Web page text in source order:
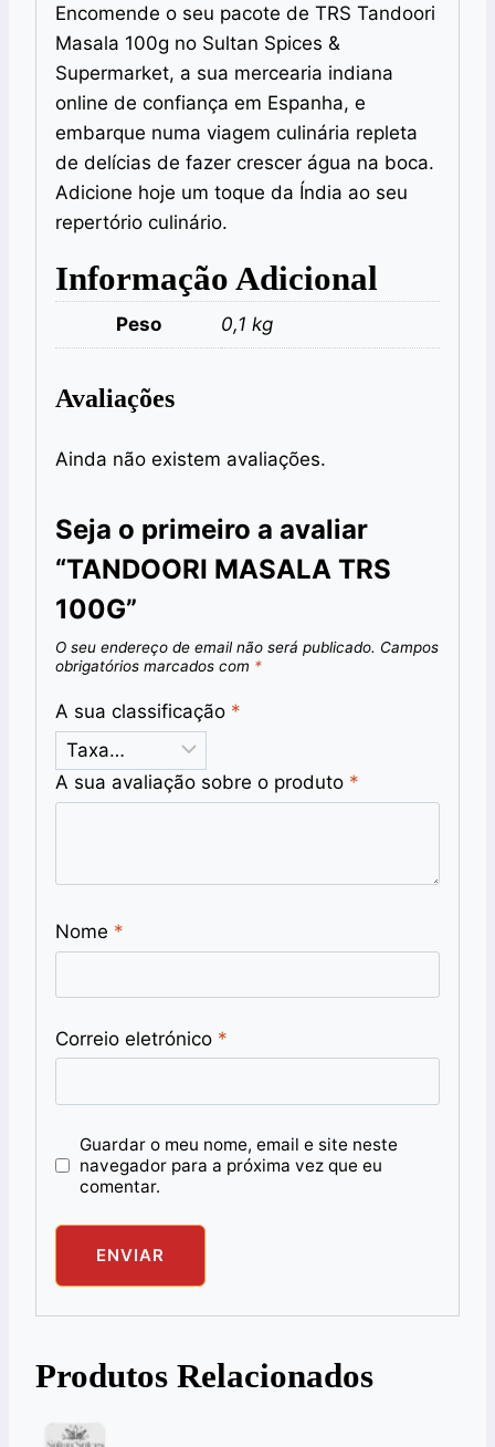
Encomende o seu pacote de TRS Tandoori
Masala 100g no Sultan Spices &
Supermarket, a sua mercearia indiana
online de confiança em Espanha, e
embarque numa viagem culinária repleta
de delícias de fazer crescer água na boca.
Adicione hoje um toque da Índia ao seu
repertório culinário.
Informação Adicional
Peso 0,1 kg
Avaliações
Ainda não existem avaliações.
Seja o primeiro a avaliar
“TANDOORI MASALA TRS
100G”
O seu endereço de email não será publicado. Campos
obrigatórios marcados com *
A sua classificação *
A sua avaliação sobre o produto *
Nome *
Correio eletrónico *
Guardar o meu nome, email e site neste
navegador para a próxima vez que eu
comentar.
Produtos Relacionados